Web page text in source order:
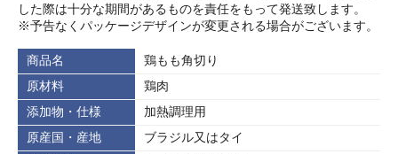
した際は十分な期間があるものを責任をもって発送致します。
※予告なくパッケージデザインが変更される場合がございます。
商品名
鶏もも角切り
原材料
鶏肉
添加物・仕様
加熱調理用
原産国・産地
ブラジル又はタイ